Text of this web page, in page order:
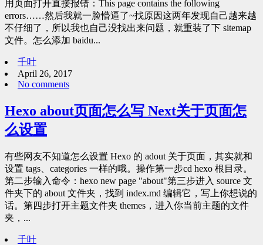
用页面打开直接报错：This page contains the following
errors……然后我就一脸懵逼了~找原因这两年发现自己越来越
不仔细了，所以我也自己没找出来问题，就重装了下 sitemap
文件。怎么添加 baidu...
千叶
April 26, 2017
No comments
Hexo about页面怎么写 Next关于页面怎
么设置
有些网友不知道怎么设置 Hexo 的 adout 关于页面，其实就和
设置 tags、categories 一样的哦。操作第一步cd hexo 根目录。
第二步输入命令：hexo new page "about"第三步进入 source 文
件夹下的 about 文件夹，找到 index.md 编辑它，写上你想说的
话。第四步打开主题文件夹 themes，进入你当前主题的文件
夹，...
千叶